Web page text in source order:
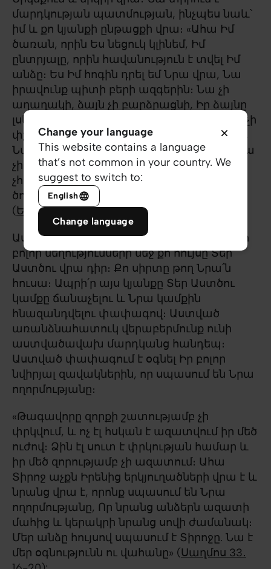
մարդկության պատմության, ինչպես նաև՝
իմ և քո կյանքի ընթացքի վրա։ «Ահա Իմ
ծառան, որին Ես նեցուկ կլինեմ, Իմ
ընտրյալը, որին հավանություն է տվել Իմ
անձը։ Ես Իմ հոգին դրել եմ Նրա վրա, Նա
իրավունք պիտի բերի ազգերին։ Նա չի
աղաղակի, ձայն չի բարձրացնի, Իր ձայնը
լսել չի տա փողոցում։ Նա կոտրած եղեգը չի
փշրի, առկայծող պատրույգը չի հանգցնի,
Նա ճշմարտությամբ իրավունքը կբերի։ Նա
չի տկարանա և չի թուլանա, մինչև որ
չհաստատի իրավունքը երկրի վրա.
ծովեզրերը սպասում են Նրա օրենքին»
(Եսայիա 42․1-4):
Աստծու համար թանկ ու սիրելի՛ Ընկեր, քո
բոլոր նեղությունների մեջ քո հույսը Տեր
Աստծու վրա դիր։ Քո սիրտը թող Նրա՛ն
հուսա։ Ապրի՛ր այս կյանքը Տեր Աստծու
կամքը ճանաչելու և Նրա կամքին
հնազանդվելու փափագով։ Աստված
առանձնահատուկ վերաբերմունք ունի
աստվածավախ մարդկանց հանդեպ։
Աստված փափագում է օգնել Իր բոլոր
նվիրյալ զավակներին, որ սպասում են Նրա
ողորմությանը։
«Թագավորը զորքի շատությամբ չի
փրկվում, և ոչ էլ հսկան է ազատվում իր մեծ
ուժով։ Ձին էլ սուտ է փրկության համար և
իր մեծ զորությամբ չի ազատում։ Ահա
Տիրոջ աչքն Իրենից երկյուղածների վրա է և
նրանց վրա է, որոնք սպասում են Նրա
ողորմությանը, Որ նրանց անձերն ազատի
մահից և կերակրի նրանց սովի ժամանակ։
Մեր անձը հույսով սպասում է Տիրոջը. Նա է
մեր օգնությունն ու վահանը» (Սաղմոս 33․
Change your language
This website contains a language
that’s not common in your country. We
suggest to switch to:
English
Change language